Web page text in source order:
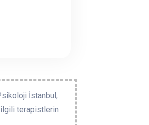
İstanbul,
terapistlerin